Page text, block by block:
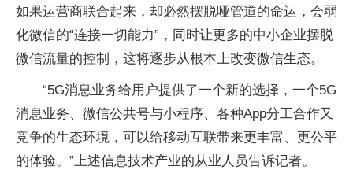
如果运营商联合起来，却必然摆脱哑管道的命运，会弱
化微信的“连接一切能力”，同时让更多的中小企业摆脱
微信流量的控制，这将逐步从根本上改变微信生态。
“5G消息业务给用户提供了一个新的选择，一个5G
消息业务、微信公共号与小程序、各种App分工合作又
竞争的生态环境，可以给移动互联带来更丰富、更公平
的体验。”上述信息技术产业的从业人员告诉记者。